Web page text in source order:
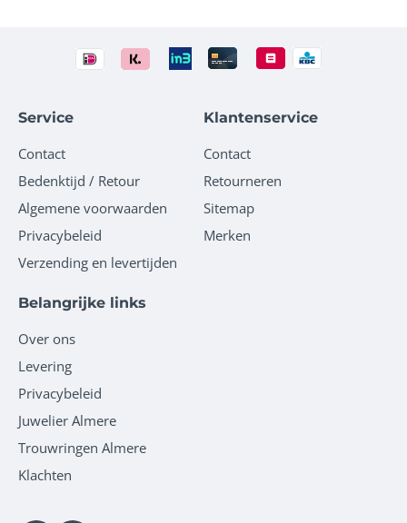
Service
Contact
Bedenktijd / Retour
Algemene voorwaarden
Privacybeleid
Verzending en levertijden
Klantenservice
Contact
Retourneren
Sitemap
Merken
Belangrijke links
Over ons
Levering
Privacybeleid
Juwelier Almere
Trouwringen Almere
Klachten